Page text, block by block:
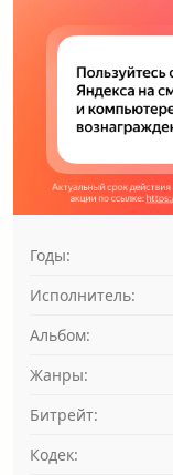
Годы:
Исполнитель:
Альбом:
Жанры:
Битрейт:
Кодек: